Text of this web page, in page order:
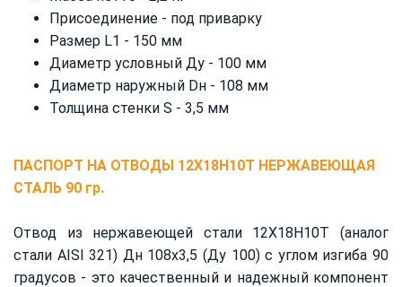
Присоединение - под приварку
Размер L1 - 150 мм
Диаметр условный Ду - 100 мм
Диаметр наружный Dн - 108 мм
Толщина стенки S - 3,5 мм
ПАСПОРТ НА ОТВОДЫ 12X18H10T НЕРЖАВЕЮЩАЯ
СТАЛЬ 90 гр.
Отвод из нержавеющей стали 12Х18Н10Т (аналог
стали AISI 321) Дн 108х3,5 (Ду 100) с углом изгиба 90
градусов - это качественный и надежный компонент